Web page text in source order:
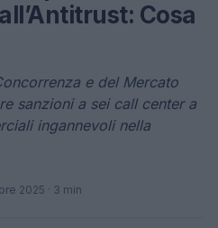
Cosa
e del Mercato
sanzioni a sei call center a
ingannevoli nella
2025 · 3 min